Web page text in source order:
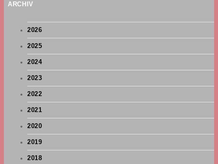
ARCHIV
2026
2025
2024
2023
2022
2021
2020
2019
2018